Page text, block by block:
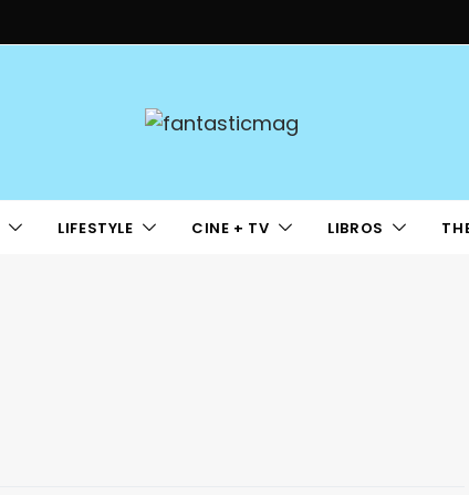
LIFESTYLE CINE + TV LIBROS